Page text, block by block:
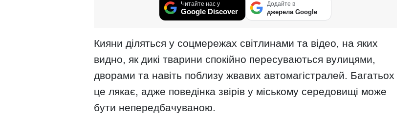
Читайте нас у
Google Discover
Додайте в
джерела Google
Кияни діляться у соцмережах світлинами та відео, на яких
видно, як дикі тварини спокійно пересуваються вулицями,
дворами та навіть поблизу жвавих автомагістралей. Багатьох
це лякає, адже поведінка звірів у міському середовищі може
бути непередбачуваною.